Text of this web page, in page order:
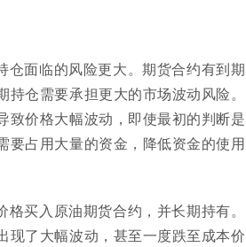
面临的风险更大。期货合约有到期
仓需要承担更大的市场波动风险。
致价格大幅波动，即使最初的判断是
要占用大量的资金，降低资金的使用
买入原油期货合约，并长期持有。
现了大幅波动，甚至一度跌至成本价